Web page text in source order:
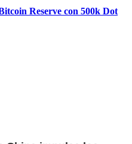
Reserve con 500k Dot